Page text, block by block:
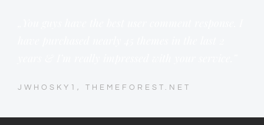
JWHOSKY1, THEMEFOREST.NET